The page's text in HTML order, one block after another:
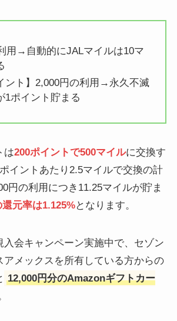
用→自動的にJALマイルは10マ
ント】2,000円の利用→永久不滅
1ポイント貯まる
は200ポイントで500マイルに交換す
イントあたり2.5マイルで交換の計
円の利用につき11.25マイルが貯ま
元率は1.125%となります。
入会キャンペーン実施中で、セゾン
アメックスを所有している方からの
12,000円分のAmazonギフトカー